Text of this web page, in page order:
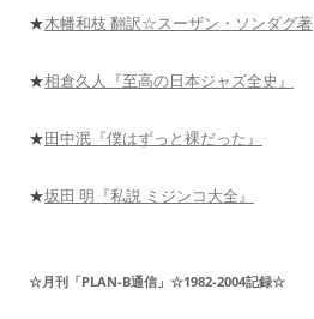
★木幡和枝 翻訳☆スーザン・ソンダグ著
★相倉久人『至高の日本ジャズ全史』
★田中泯『僕はずっと裸だった』
★坂田 明『私説 ミジンコ大全』
☆月刊「PLAN-B通信」☆1982-2004記録☆